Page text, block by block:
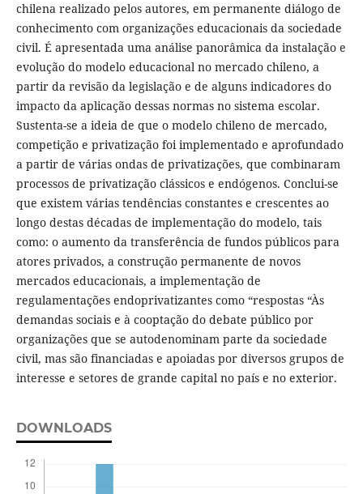
chilena realizado pelos autores, em permanente diálogo de
conhecimento com organizações educacionais da sociedade
civil. É apresentada uma análise panorâmica da instalação e
evolução do modelo educacional no mercado chileno, a
partir da revisão da legislação e de alguns indicadores do
impacto da aplicação dessas normas no sistema escolar.
Sustenta-se a ideia de que o modelo chileno de mercado,
competição e privatização foi implementado e aprofundado
a partir de várias ondas de privatizações, que combinaram
processos de privatização clássicos e endógenos. Conclui-se
que existem várias tendências constantes e crescentes ao
longo destas décadas de implementação do modelo, tais
como: o aumento da transferência de fundos públicos para
atores privados, a construção permanente de novos
mercados educacionais, a implementação de
regulamentações endoprivatizantes como “respostas “Às
demandas sociais e à cooptação do debate público por
organizações que se autodenominam parte da sociedade
civil, mas são financiadas e apoiadas por diversos grupos de
interesse e setores de grande capital no país e no exterior.
DOWNLOADS